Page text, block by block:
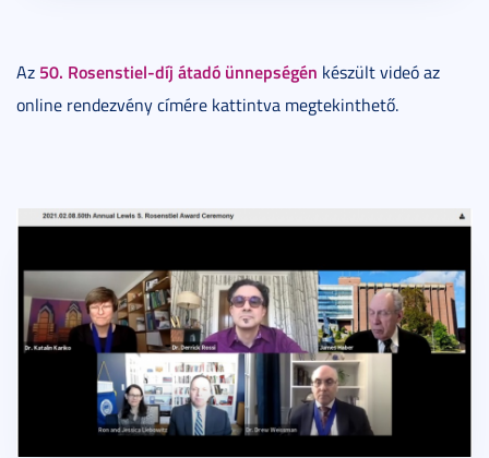
Az 50. Rosenstiel-díj átadó ünnepségén készült videó az
online rendezvény címére kattintva megtekinthető.